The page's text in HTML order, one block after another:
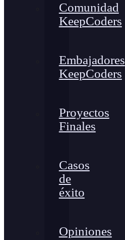
Comunidad
KeepCoders
Embajadores
KeepCoders
Proyectos
Finales
Casos
de
éxito
Opiniones